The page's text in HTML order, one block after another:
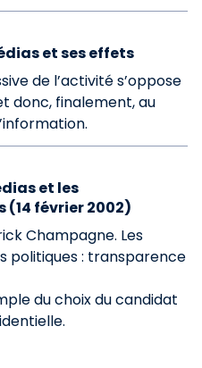
et ses effets
de l’activité s’oppose
donc, finalement, au
et les
février 2002)
Champagne. Les
politiques : transparence
du choix du candidat